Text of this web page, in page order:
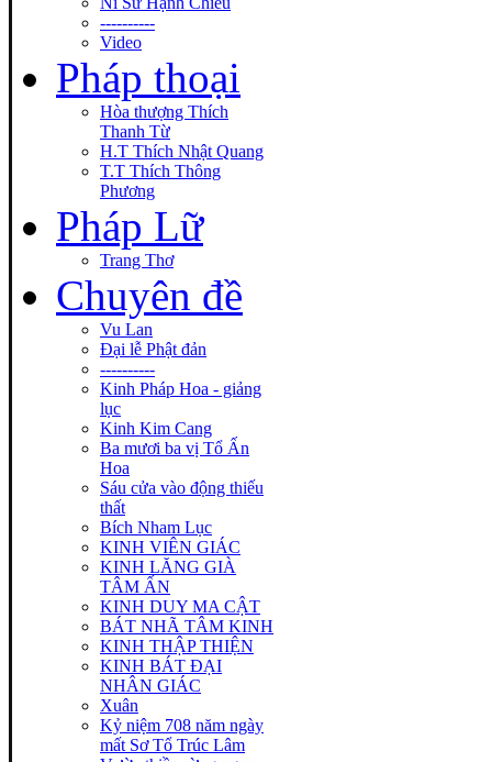
----------
Video
Pháp thoại
Hòa thượng Thích
Thanh Từ
H.T Thích Nhật Quang
T.T Thích Thông
Phương
Pháp Lữ
Trang Thơ
Chuyên đề
Vu Lan
Đại lễ Phật đản
----------
Kinh Pháp Hoa - giảng
lục
Kinh Kim Cang
Ba mươi ba vị Tổ Ấn
Hoa
Sáu cửa vào động thiếu
thất
Bích Nham Lục
KINH VIÊN GIÁC
KINH LĂNG GIÀ
TÂM ẤN
KINH DUY MA CẬT
BÁT NHÃ TÂM KINH
KINH THẬP THIỆN
KINH BÁT ĐẠI
NHÂN GIÁC
Xuân
Kỷ niệm 708 năm ngày
mất Sơ Tổ Trúc Lâm